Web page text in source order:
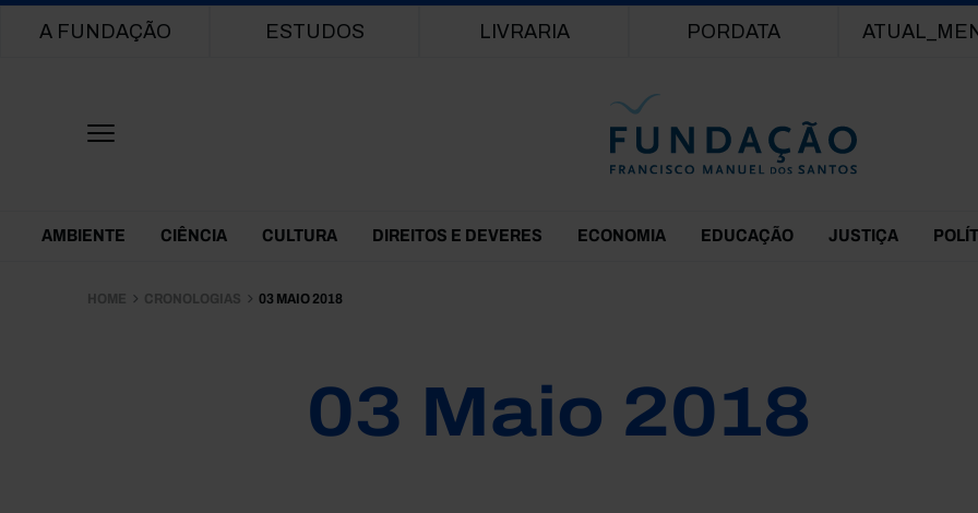
Main navigation
A FUNDAÇÃO ESTUDOS LIVRARIA PORDATA
Themes Menu
AMBIENTE CIÊNCIA CULTURA DIREITOS E DEVERES ECONOMIA EDUCAÇÃO JUSTIÇA
HOME CRONOLOGIAS 03 MAIO 2018
03 Maio 2018